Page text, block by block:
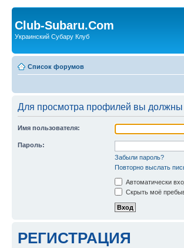
Club-Subaru.Com
Украинский Субару Клуб
Список форумов
Для просмотра профилей вы должны
Имя пользователя:
Пароль:
Забыли пароль?
Повторно выслать
Автоматически
Скрыть моё
РЕГИСТРАЦИЯ